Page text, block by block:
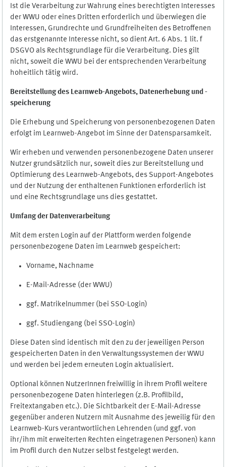
Ist die Verarbeitung zur Wahrung eines berechtigten Interesses
der WWU oder eines Dritten erforderlich und überwiegen die
Interessen, Grundrechte und Grundfreiheiten des Betroffenen
das erstgenannte Interesse nicht, so dient Art. 6 Abs. 1 lit. f
DSGVO als Rechtsgrundlage für die Verarbeitung. Dies gilt
nicht, soweit die WWU bei der entsprechenden Verarbeitung
hoheitlich tätig wird.
Bereitstellung des Learnweb-Angebots, Datenerhebung und -
speicherung
Die Erhebung und Speicherung von personenbezogenen Daten
erfolgt im Learnweb-Angebot im Sinne der Datensparsamkeit.
Wir erheben und verwenden personenbezogene Daten unserer
Nutzer grundsätzlich nur, soweit dies zur Bereitstellung und
Optimierung des Learnweb-Angebots, des Support-Angebotes
und der Nutzung der enthaltenen Funktionen erforderlich ist
und eine Rechtsgrundlage uns dies gestattet.
Umfang der Datenverarbeitung
Mit dem ersten Login auf der Plattform werden folgende
personenbezogene Daten im Learnweb gespeichert:
Vorname, Nachname
E-Mail-Adresse (der WWU)
ggf. Matrikelnummer (bei SSO-Login)
ggf. Studiengang (bei SSO-Login)
Diese Daten sind identisch mit den zu der jeweiligen Person
gespeicherten Daten in den Verwaltungssystemen der WWU
und werden bei jedem erneuten Login aktualisiert.
Optional können NutzerInnen freiwillig in ihrem Profil weitere
personenbezogene Daten hinterlegen (z.B. Profilbild,
Freitextangaben etc.). Die Sichtbarkeit der E-Mail-Adresse
gegenüber anderen Nutzern mit Ausnahme des jeweilig für den
Learnweb-Kurs verantwortlichen Lehrenden (und ggf. von
ihr/ihm mit erweiterten Rechten eingetragenen Personen) kann
im Profil durch den Nutzer selbst festgelegt werden.